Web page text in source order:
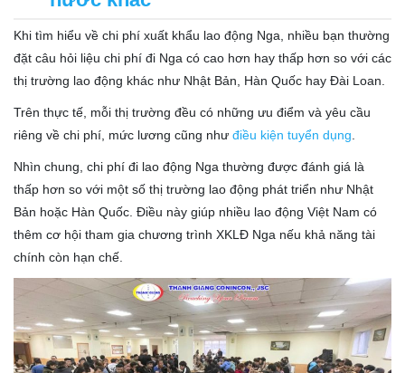
Khi tìm hiểu về chi phí xuất khẩu lao động Nga, nhiều bạn thường
đặt câu hỏi liệu chi phí đi Nga có cao hơn hay thấp hơn so với các
thị trường lao động khác như Nhật Bản, Hàn Quốc hay Đài Loan.
Trên thực tế, mỗi thị trường đều có những ưu điểm và yêu cầu
riêng về chi phí, mức lương cũng như điều kiện tuyển dụng
Nhìn chung, chi phí đi lao động Nga thường được đánh giá là
thấp hơn so với một số thị trường lao động phát triển như Nhật
Bản hoặc Hàn Quốc. Điều này giúp nhiều lao động Việt Nam có
thêm cơ hội tham gia chương trình XKLĐ Nga nếu khả năng tài
chính còn hạn chế.